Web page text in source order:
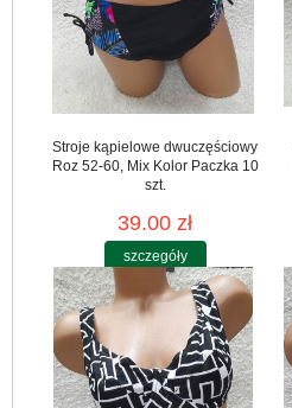
Stroje kąpielowe dwuczęściowy
Roz 52-60, Mix Kolor Paczka 10
szt.
39.00 zł
szczegóły